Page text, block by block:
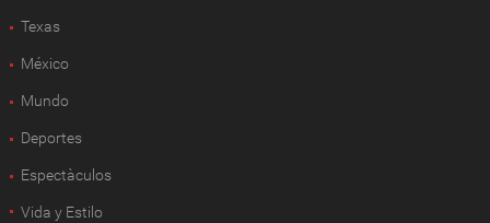
Texas
México
Mundo
Deportes
Espectàculos
Vida y Estilo